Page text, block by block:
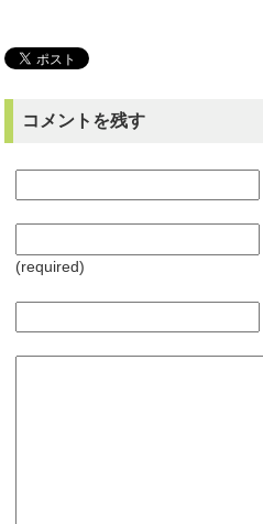
コメントを残す
(required)